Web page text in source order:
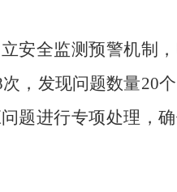
安全监测预警机制
，发现问题数量20
题进行专项处理，